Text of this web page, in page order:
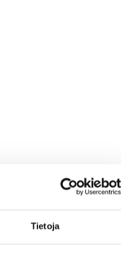
Tietoja
päättäjät